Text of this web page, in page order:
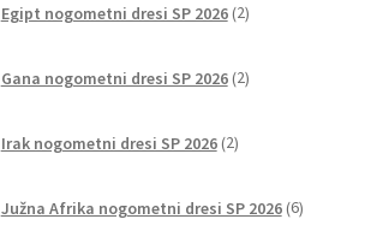
Egipt nogometni dresi SP 2026 2izdelka
Gana nogometni dresi SP 2026 2izdelka
Irak nogometni dresi SP 2026 2izdelka
Južna Afrika nogometni dresi SP 2026 6izdelkov